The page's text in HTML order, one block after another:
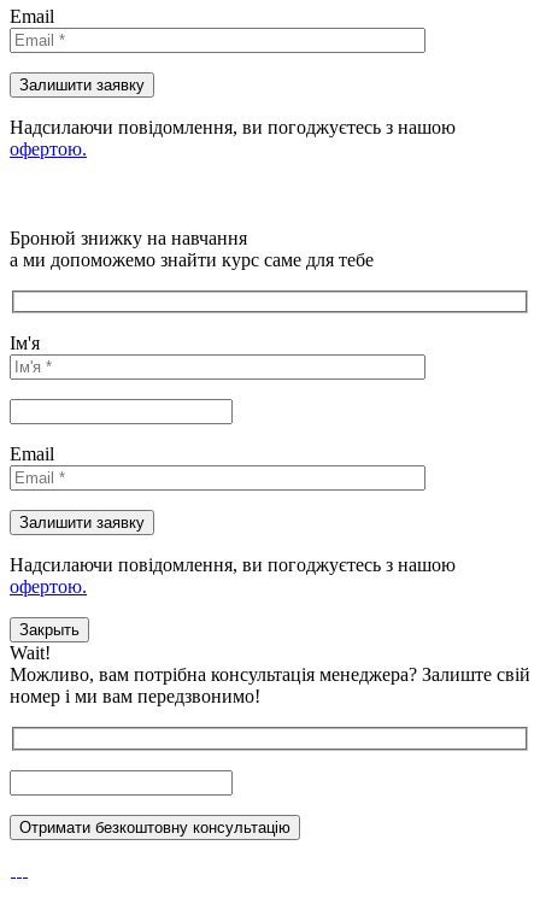
Email
Надсилаючи повідомлення, ви погоджуєтесь з нашою
офертою.
Бронюй знижку на навчання
а ми допоможемо знайти курс саме для тебе
Ім'я
Email
Надсилаючи повідомлення, ви погоджуєтесь з нашою
офертою.
Закрыть
Wait!
Можливо, вам потрібна консультація менеджера? Залиште свій
номер і ми вам передзвонимо!